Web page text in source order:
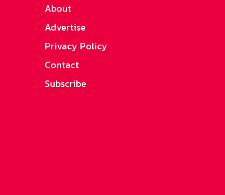
About
Advertise
Privacy Policy
Contact
Subscribe